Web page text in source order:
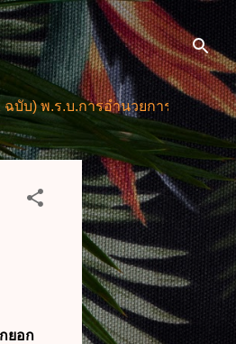
ารอำนวยการความสะดวกในกา
ยอก